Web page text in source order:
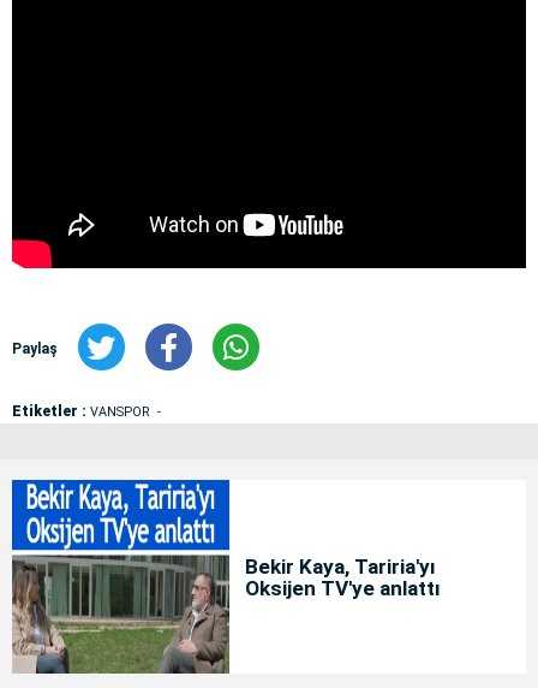
Paylaş
Etiketler : VANSPOR
Bekir Kaya, Tariria'yı
Oksijen TV'ye anlattı